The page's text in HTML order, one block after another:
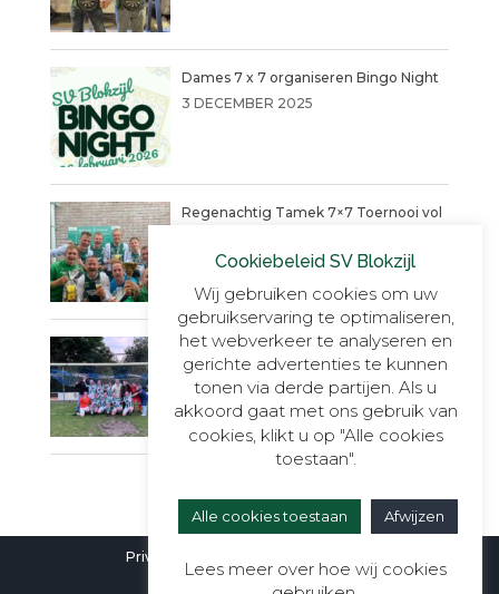
Dames 7 x 7 organiseren Bingo Night
3 DECEMBER 2025
Regenachtig Tamek 7×7 Toernooi vol
9 JUNI 2025
Blokzijl VR30+1, onverslaanbaar,
onnavolgbaar en ongekend kampioen.
23 MEI 2025
Privacyverklaring
Cookiebeleid SV Blokzijl
Wij gebruiken cookies om uw
gebruikservaring te optimaliseren,
het webverkeer te analyseren en
gerichte advertenties te kunnen
tonen via derde partijen. Als u
akkoord gaat met ons gebruik van
cookies, klikt u op "Alle cookies
toestaan".
Alle cookies toestaan Afwijzen
Lees meer over hoe wij cookies